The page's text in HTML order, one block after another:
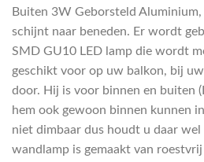
Buiten 3W Geborsteld
schijnt naar beneden. Er wordt
SMD GU10 LED lamp die wordt
geschikt voor op uw balkon, bij
door. Hij is voor binnen en buiten
hem ook gewoon binnen kunnen
niet dimbaar dus houdt u daar wel
wandlamp is gemaakt van